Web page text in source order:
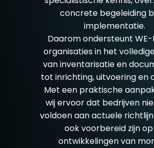
concrete begeleiding
implementatie.
Daarom ondersteunt WE-
organisaties in het
van inventarisatie en
tot inrichting, uitvoering en
Met een praktische
wij ervoor dat bedrijven
voldoen aan actuele
ook voorbereid zijn
ontwikkelingen van